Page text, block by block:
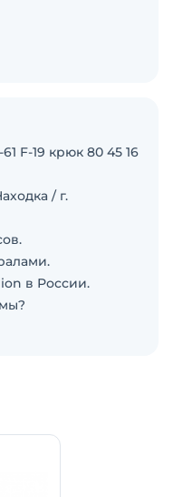
F-19 крюк 80 45 16
/ г.
в России.
за 1 день
компания с